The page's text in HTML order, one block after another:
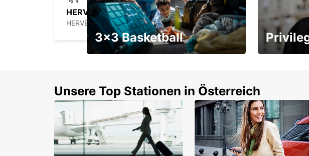
HERVEY BAY FLUGHAFEN
HERVEY BAY - AUSTRALIA
3x3 Basketball
Unsere Top Stationen in Österreich